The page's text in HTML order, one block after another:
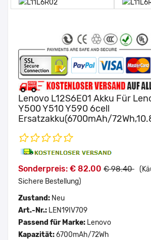
Lenovo L12S6E01 Akku Für
Y500 Y510 Y590 6cell
Ersatzakku(6700mAh/
Sonderpreis: € 82.00 € 98.40
Sichere Bestellung)
Zustand: Neu
Art.-Nr.: LEN19IV709
Passend für Marke: Lenovo
Kapazität:6700mAh/72Wh